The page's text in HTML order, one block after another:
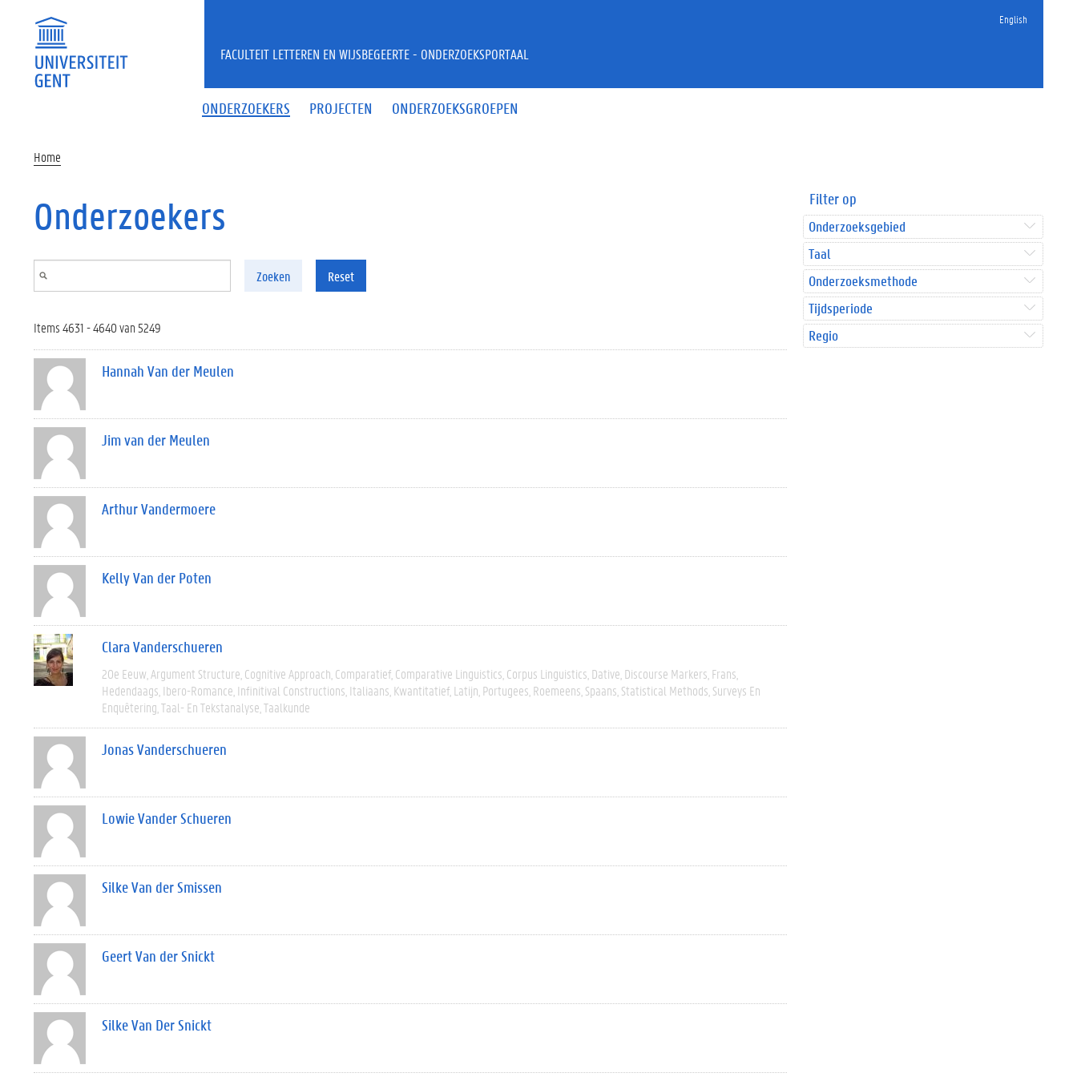
English
ONDERZOEKERS PROJECTEN ONDERZOEKSGROEPEN
FACULTEIT LETTEREN EN WIJSBEGEERTE - ONDERZOEKSPORTAAL
Home
Onderzoekers
Zoeken Reset
Items 4631 - 4640 van 5249
Hannah Van der Meulen
Jim van der Meulen
Arthur Vandermoere
Kelly Van der Poten
Clara Vanderschueren
20e Eeuw Argument Structure Cognitive Approach Comparatief Comparative Linguistics Corpus Linguistics Dative Discourse Markers Frans
Hedendaags Ibero-Romance Infinitival Constructions Italiaans Kwantitatief Latijn Portugees Roemeens Spaans Statistical Methods Surveys En
Enquêtering Taal- En Tekstanalyse Taalkunde
Jonas Vanderschueren
Lowie Vander Schueren
Silke Van der Smissen
Geert Van der Snickt
Silke Van Der Snickt
Filter op
Onderzoeksgebied
Taal
Onderzoeksmethode
Tijdsperiode
Regio